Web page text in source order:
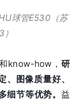
球管E530（苏
know-how， 研
、图像质量好、
细节等优势。 益